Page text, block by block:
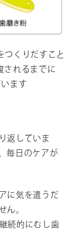
つくりだすこと
されるまでに
ます
返していま
毎日のケアが
に気を遣うだ
ん。
続的にむし歯